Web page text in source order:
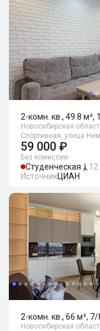
2-комн. кв., 49.8 м²,
Новосибирская
Спортивная, улица
59 000 ₽
Без комиссии
Студенческая
ИсточникЦИАН
2-комн. кв., 66 м²,
Новосибирская